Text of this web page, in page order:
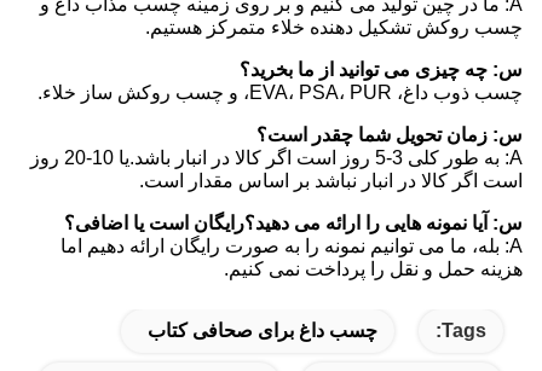
چسب روکش تشکیل دهنده خلاء متمرکز هستیم.
س: چه چیزی می توانید از ما بخرید؟
چسب ذوب داغ، EVA، PSA، PUR، و چسب روکش ساز خلاء.
س: زمان تحویل شما چقدر است؟
A: به طور کلی 3-5 روز است اگر کالا در انبار باشد.یا 10-20 روز
است اگر کالا در انبار نباشد بر اساس مقدار است.
س: آیا نمونه هایی را ارائه می دهید؟رایگان است یا اضافی؟
A: بله، ما می توانیم نمونه را به صورت رایگان ارائه دهیم اما
هزینه حمل و نقل را پرداخت نمی کنیم.
Tags: چسب داغ برای صحافی کتاب